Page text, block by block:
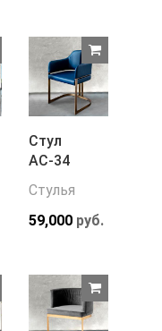
Стул
АС-34
Стулья
59,000руб.